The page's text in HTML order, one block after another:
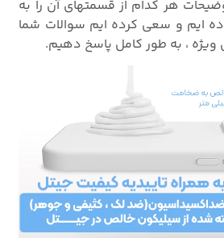
هر کدام از قسمتهای آن را به
ایم و سعی کرده ایم سوالات شما
ویژه ، به طور کامل پاسخ دهیم.